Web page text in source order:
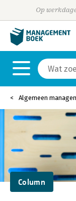
Op
Algemeen
Column